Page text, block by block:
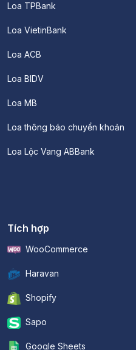
Loa TPBank
Loa VietinBank
Loa ACB
Loa BIDV
Loa MB
Loa thông báo chuyển khoản
Loa Lộc Vang ABBank
Tích hợp
WooCommerce
Haravan
Shopify
Sapo
Google Sheets